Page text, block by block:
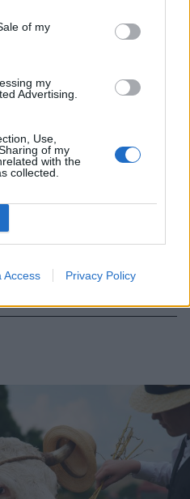
of my
my
Advertising.
Use,
of my
with the
collected.
Access Privacy Policy
a mentősökre